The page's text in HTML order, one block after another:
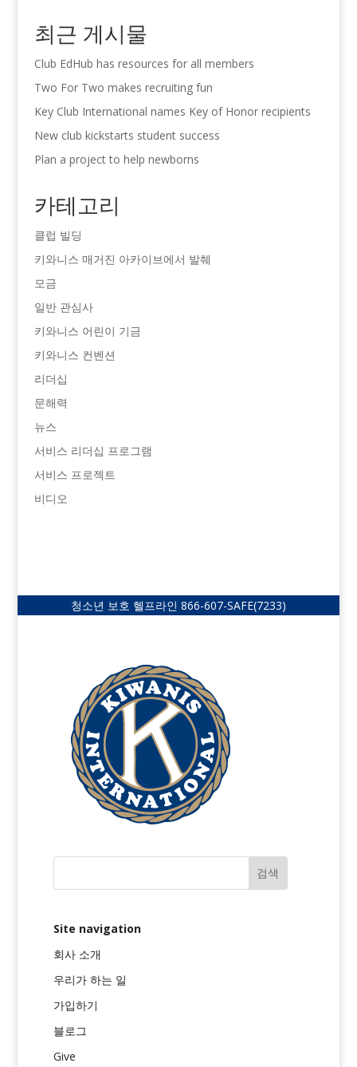
최근 게시물
Club EdHub has resources for all members
Two For Two makes recruiting fun
Key Club International names Key of Honor recipients
New club kickstarts student success
Plan a project to help newborns
카테고리
클럽 빌딩
키와니스 매거진 아카이브에서 발췌
모금
일반 관심사
키와니스 어린이 기금
키와니스 컨벤션
리더십
문해력
뉴스
서비스 리더십 프로그램
서비스 프로젝트
비디오
청소년 보호 헬프라인 866-607-SAFE(7233)
Site navigation
회사 소개
우리가 하는 일
가입하기
블로그
Give